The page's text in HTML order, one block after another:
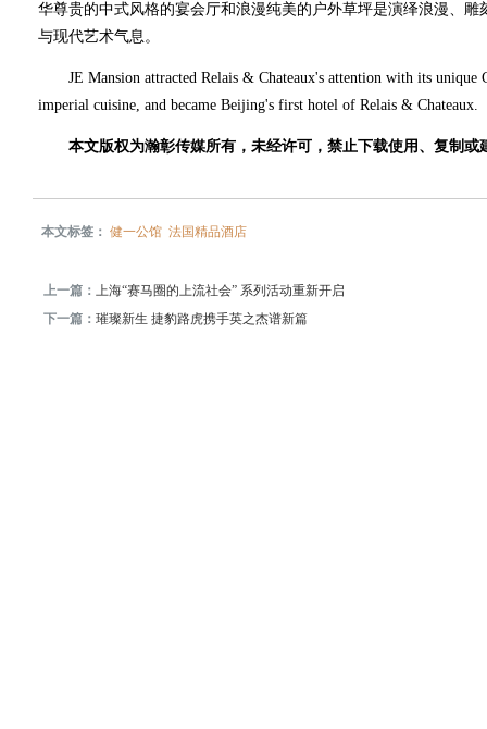
华尊贵的中式风格的宴会厅和浪漫纯美的户外草坪是演绎浪漫、
与现代艺术气息。
JE Mansion attracted Relais & Chateaux's attention with its unique
imperial cuisine, and became Beijing's first hotel of Relais & Chateaux.
本文版权为瀚彰传媒所有，未经许可，禁止下载使用、复制或
本文标签：健一公馆 法国精品酒店
上一篇：上海“赛马圈的上流社会” 系列活动重新开启
下一篇：璀璨新生 捷豹路虎携手英之杰谱新篇